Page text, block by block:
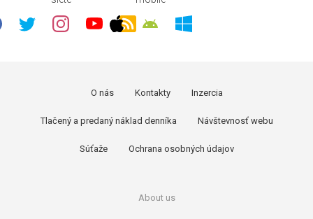
O nás Kontakty Inzercia
Tlačený a predaný náklad denníka Návštevnosť webu
Súťaže Ochrana osobných údajov
About us